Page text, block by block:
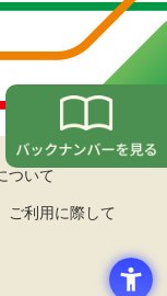
ついて
ご利用に際して